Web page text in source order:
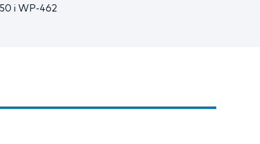
i WP-462